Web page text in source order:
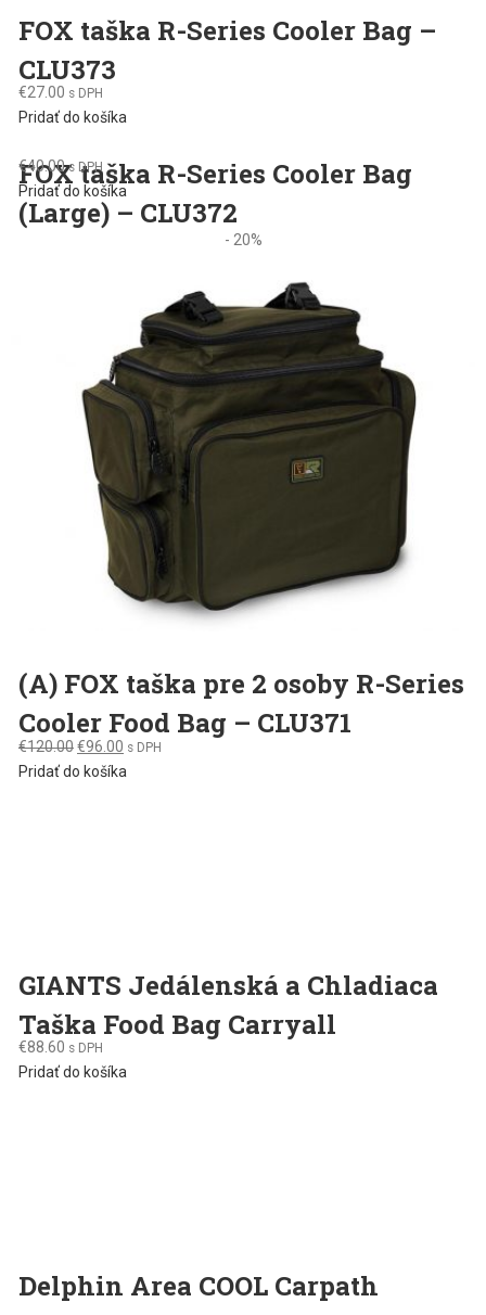
FOX taška R-Series Cooler Bag –
CLU373
€27.00 s DPH
Pridať do košíka
FOX taška R-Series Cooler Bag
(Large) – CLU372
€40.00 s DPH
Pridať do košíka
- 20%
(A) FOX taška pre 2 osoby R-Series
Cooler Food Bag – CLU371
€120.00Original
price
€96.00 Current
price
s DPH
Pridať do košíka
GIANTS Jedálenská a Chladiaca
Taška Food Bag Carryall
€88.60 s DPH
Pridať do košíka
Delphin Area COOL Carpath